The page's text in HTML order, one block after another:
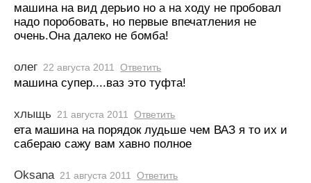
машина на вид дерьио но а на ходу не пробовал
надо поробовать, но первые впечатления не
очень.Она далеко не бомба!
олег 22 августа 2011 Ответить
машина супер....ваз это туфта!
хлыщь 21 августа 2011 Ответить
ета машина на порядок лудьше чем ВАЗ я то их и
сабераю сажу вам хавно полное
Oksana 21 августа 2011 Ответить